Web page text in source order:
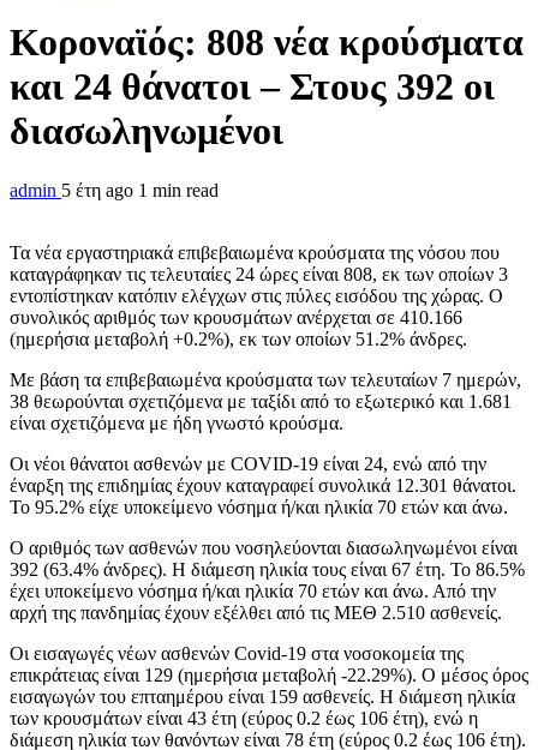
Κοροναϊός: 808 νέα κρούσματα
και 24 θάνατοι – Στους 392 οι
διασωληνωμένοι
admin 5 έτη ago 1 min read
Τα νέα εργαστηριακά επιβεβαιωμένα κρούσματα της νόσου που
καταγράφηκαν τις τελευταίες 24 ώρες είναι 808, εκ των οποίων 3
εντοπίστηκαν κατόπιν ελέγχων στις πύλες εισόδου της χώρας. Ο
συνολικός αριθμός των κρουσμάτων ανέρχεται σε 410.166
(ημερήσια μεταβολή +0.2%), εκ των οποίων 51.2% άνδρες.
Με βάση τα επιβεβαιωμένα κρούσματα των τελευταίων 7 ημερών,
38 θεωρούνται σχετιζόμενα με ταξίδι από το εξωτερικό και 1.681
είναι σχετιζόμενα με ήδη γνωστό κρούσμα.
Οι νέοι θάνατοι ασθενών με COVID-19 είναι 24, ενώ από την
έναρξη της επιδημίας έχουν καταγραφεί συνολικά 12.301 θάνατοι.
Το 95.2% είχε υποκείμενο νόσημα ή/και ηλικία 70 ετών και άνω.
Ο αριθμός των ασθενών που νοσηλεύονται διασωληνωμένοι είναι
392 (63.4% άνδρες). Η διάμεση ηλικία τους είναι 67 έτη. To 86.5%
έχει υποκείμενο νόσημα ή/και ηλικία 70 ετών και άνω. Από την
αρχή της πανδημίας έχουν εξέλθει από τις ΜΕΘ 2.510 ασθενείς.
Οι εισαγωγές νέων ασθενών Covid-19 στα νοσοκομεία της
επικράτειας είναι 129 (ημερήσια μεταβολή -22.29%). Ο μέσος όρος
εισαγωγών του επταημέρου είναι 159 ασθενείς. Η διάμεση ηλικία
των κρουσμάτων είναι 43 έτη (εύρος 0.2 έως 106 έτη), ενώ η
διάμεση ηλικία των θανόντων είναι 78 έτη (εύρος 0.2 έως 106 έτη).